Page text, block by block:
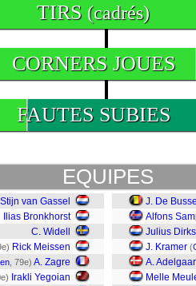
TIRS (cadrés)
CORNERS JOUES
FAUTES SUBIES
EQUIPES
Stijn van Gassel
Ilias Bronkhorst
C. Widell
Rick Meissen
, 79e) A. Zagre
Irakli Yegoian
J. De
Alfons
Julius
J. Kramer (
A.
Melle